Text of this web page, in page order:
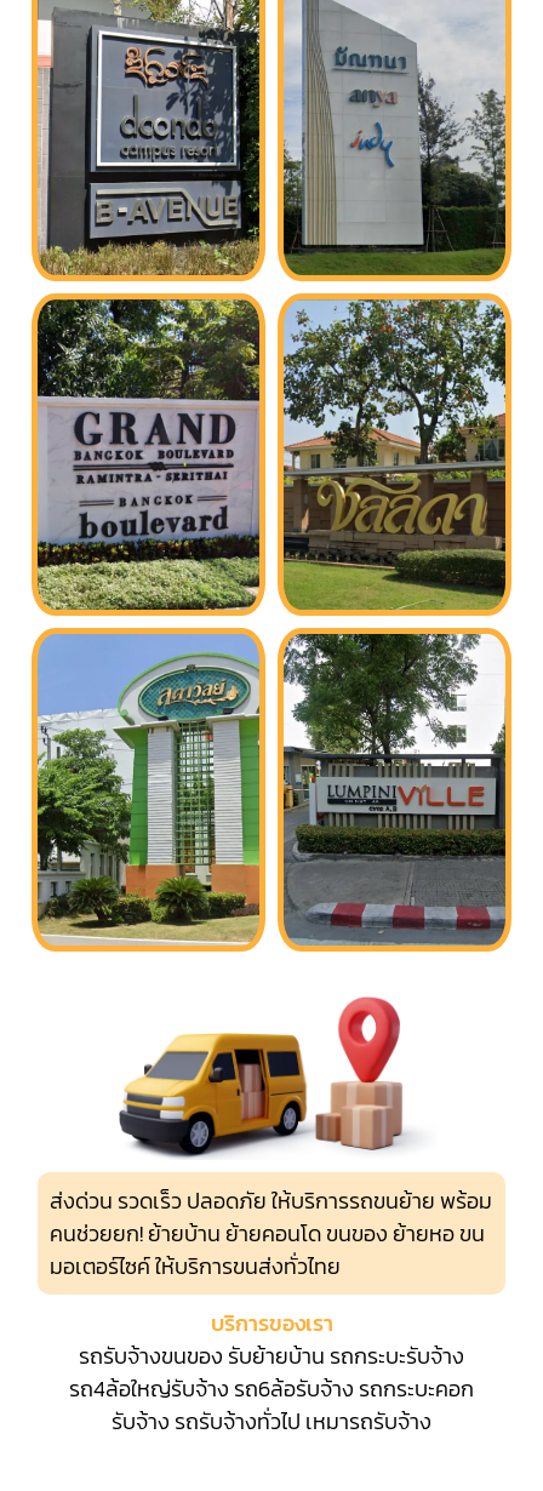
ส่งด่วน รวดเร็ว ปลอดภัย ให้บริการรถขนย้าย พร้อม
คนช่วยยก! ย้ายบ้าน ย้ายคอนโด ขนของ ย้ายหอ ขน
มอเตอร์ไซค์ ให้บริการขนส่งทั่วไทย
บริการของเรา
รถรับจ้างขนของ รับย้ายบ้าน รถกระบะรับจ้าง
รถ4ล้อใหญ่รับจ้าง รถ6ล้อรับจ้าง รถกระบะคอก
รับจ้าง รถรับจ้างทั่วไป เหมารถรับจ้าง